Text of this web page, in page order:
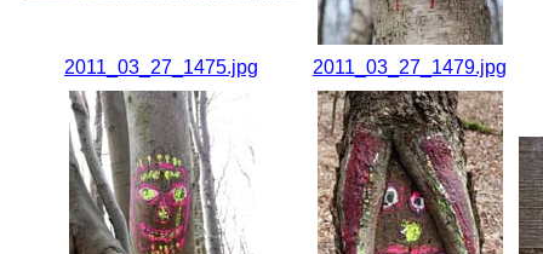
2011_03_27_1475.jpg 2011_03_27_1479.jpg